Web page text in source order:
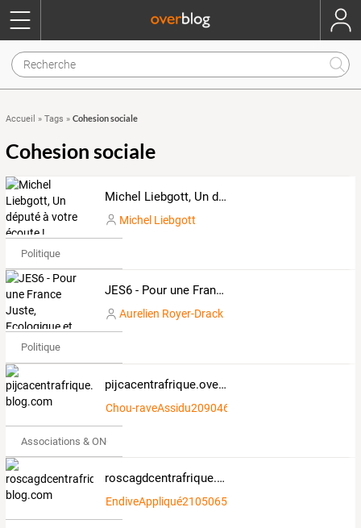
Accueil » Tags » Cohesion sociale
Cohesion sociale
Michel Liebgott, Un député à votre écoute !
Michel Liebgott
Politique
JES6 - Pour une France Juste, Ecologique et Sociale
Aurelien Royer-Drack
Politique
pijcacentrafrique.over-blog.com
Chou-raveAssidu2090464
Associations & ONG
roscagdcentrafrique.over-blog.com
EndiveAppliqué2105065